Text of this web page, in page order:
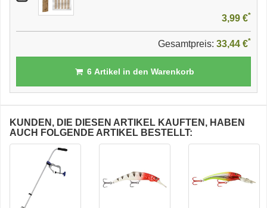
3,99 €*
Gesamtpreis: 33,44 €*
6Artikel in den Warenkorb
KUNDEN, DIE DIESEN ARTIKEL KAUFTEN, HABEN
AUCH FOLGENDE ARTIKEL BESTELLT: